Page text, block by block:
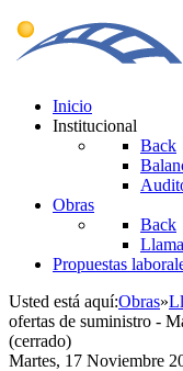
Inicio
Institucional
Back
Obras
Back
Propuestas
Usted está aquí:Obras»
ofertas de suministro -
(cerrado)
Martes, 17 Noviembre